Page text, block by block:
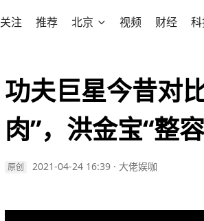
关注 推荐 北京 视频 财经
功夫巨星今昔对
肉”，洪金宝“整
原创 2021-04-24 16:39 · 大佬娱咖